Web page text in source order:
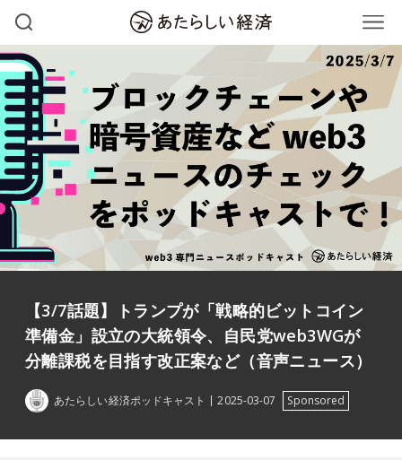
【3/7話題】トランプが「戦略的ビットコイン
準備金」設立の大統領令、自民党web3WGが
分離課税を目指す改正案など（音声ニュース）
あたらしい経済ポッドキャスト 2025-03-07 Sponsored